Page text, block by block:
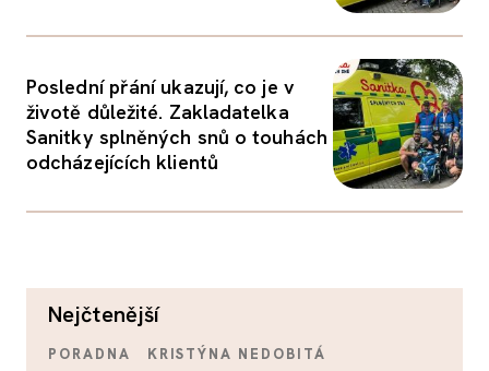
PORADNA
Poslední přání ukazují, co je v
životě důležité. Zakladatelka
Sanitky splněných snů o touhách
odcházejících klientů
nejčtenější
PORADNA KRISTÝNA NEDOBITÁ